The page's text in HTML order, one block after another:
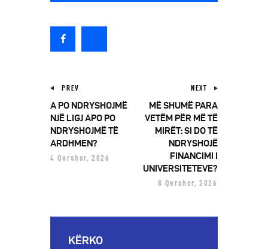
PREV
A PO NDRYSHOJMË
NJË LIGJ APO PO
NDRYSHOJMË TË
ARDHMEN?
4 Qershor, 2026
NEXT
MË SHUMË PARA
VETËM PËR MË TË
MIRËT: SI DO TË
NDRYSHOJË
FINANCIMI I
UNIVERSITETEVE?
8 Qershor, 2026
KËRKO